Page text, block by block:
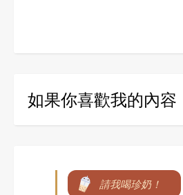
如果你喜歡我的內容
請我喝珍奶！